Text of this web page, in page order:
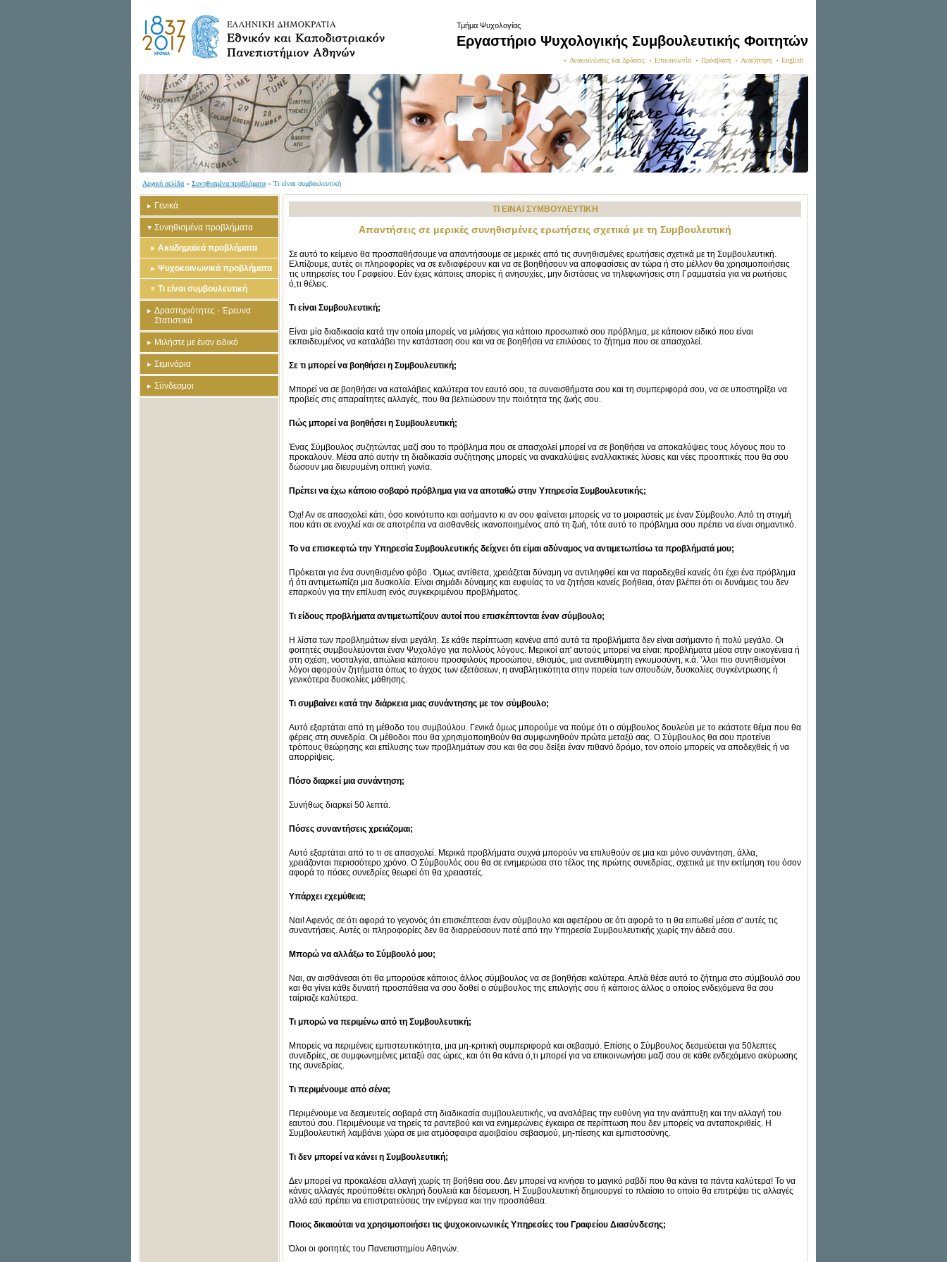
Τμήμα Ψυχολογίας
Εργαστήριο Ψυχολογικής Συμβουλευτικής Φοιτητών
Ανακοινώσεις και Δράσεις Επικοινωνία Πρόσβαση Αναζήτηση English
Αρχική σελίδα » Συνηθισμένα προβλήματα » Τι είναι συμβουλευτική
Γενικά
Συνηθισμένα προβλήματα
Ακαδημαϊκά προβλήματα
Ψυχοκοινωνικά προβλήματα
Τι είναι συμβουλευτική
Δραστηριότητες - Έρευνα
Στατιστικά
Μιλήστε με έναν ειδικό
Σεμινάρια
Σύνδεσμοι
ΤΙ ΕΙΝΑΙ ΣΥΜΒΟΥΛΕΥΤΙΚΗ
Απαντήσεις σε μερικές συνηθισμένες ερωτήσεις σχετικά με τη Συμβουλευτική
Σε αυτό το κείμενο θα προσπαθήσουμε να απαντήσουμε σε μερικές από τις συνηθισμένες ερωτήσεις σχετικά με τη Συμβουλευτική.
Ελπίζουμε, αυτές οι πληροφορίες να σε ενδιαφέρουν και να σε βοηθήσουν να αποφασίσεις αν τώρα ή στο μέλλον θα χρησιμοποιήσεις
τις υπηρεσίες του Γραφείου. Εάν έχεις κάποιες απορίες ή ανησυχίες, μην διστάσεις να τηλεφωνήσεις στη Γραμματεία για να ρωτήσεις
ό,τι θέλεις.
Τι είναι Συμβουλευτική;
Είναι μία διαδικασία κατά την οποία μπορείς να μιλήσεις για κάποιο προσωπικό σου πρόβλημα, με κάποιον ειδικό που είναι
εκπαιδευμένος να καταλάβει την κατάσταση σου και να σε βοηθήσει να επιλύσεις το ζήτημα που σε απασχολεί.
Σε τι μπορεί να βοηθήσει η Συμβουλευτική;
Μπορεί να σε βοηθήσει να καταλάβεις καλύτερα τον εαυτό σου, τα συναισθήματα σου και τη συμπεριφορά σου, να σε υποστηρίξει να
προβείς στις απαραίτητες αλλαγές, που θα βελτιώσουν την ποιότητα της ζωής σου.
Πώς μπορεί να βοηθήσει η Συμβουλευτική;
Ένας Σύμβουλος συζητώντας μαζί σου το πρόβλημα που σε απασχολεί μπορεί να σε βοηθήσει να αποκαλύψεις τους λόγους που το
προκαλούν. Μέσα από αυτήν τη διαδικασία συζήτησης μπορείς να ανακαλύψεις εναλλακτικές λύσεις και νέες προοπτικές που θα σου
δώσουν μια διευρυμένη οπτική γωνία.
Πρέπει να έχω κάποιο σοβαρό πρόβλημα για να αποταθώ στην Υπηρεσία Συμβουλευτικής;
Όχι! Αν σε απασχολεί κάτι, όσο κοινότυπο και ασήμαντο κι αν σου φαίνεται μπορείς να το μοιραστείς με έναν Σύμβουλο. Από τη στιγμή
που κάτι σε ενοχλεί και σε αποτρέπει να αισθανθείς ικανοποιημένος από τη ζωή, τότε αυτό το πρόβλημα σου πρέπει να είναι σημαντικό.
Το να επισκεφτώ την Υπηρεσία Συμβουλευτικής δείχνει ότι είμαι αδύναμος να αντιμετωπίσω τα προβλήματά μου;
Πρόκειται για ένα συνηθισμένο φόβο . Όμως αντίθετα, χρειάζεται δύναμη να αντιληφθεί και να παραδεχθεί κανείς ότι έχει ένα πρόβλημα
ή ότι αντιμετωπίζει μια δυσκολία. Είναι σημάδι δύναμης και ευφυίας το να ζητήσει κανείς βοήθεια, όταν βλέπει ότι οι δυνάμεις του δεν
επαρκούν για την επίλυση ενός συγκεκριμένου προβλήματος.
Τι είδους προβλήματα αντιμετωπίζουν αυτοί που επισκέπτονται έναν σύμβουλο;
Η λίστα των προβλημάτων είναι μεγάλη. Σε κάθε περίπτωση κανένα από αυτά τα προβλήματα δεν είναι ασήμαντο ή πολύ μεγάλο. Οι
φοιτητές συμβουλεύονται έναν Ψυχολόγο για πολλούς λόγους. Μερικοί απ' αυτούς μπορεί να είναι: προβλήματα μέσα στην οικογένεια ή
στη σχέση, νοσταλγία, απώλεια κάποιου προσφιλούς προσώπου, εθισμός, μια ανεπιθύμητη εγκυμοσύνη, κ.ά. ’λλοι πιο συνηθισμένοι
λόγοι αφορούν ζητήματα όπως το άγχος των εξετάσεων, η αναβλητικότητα στην πορεία των σπουδών, δυσκολίες συγκέντρωσης ή
γενικότερα δυσκολίες μάθησης.
Τι συμβαίνει κατά την διάρκεια μιας συνάντησης με τον σύμβουλο;
Αυτό εξαρτάται από τη μέθοδο του συμβούλου. Γενικά όμως μπορούμε να πούμε ότι ο σύμβουλος δουλεύει με το εκάστοτε θέμα που θα
φέρεις στη συνεδρία. Οι μέθοδοι που θα χρησιμοποιηθούν θα συμφωνηθούν πρώτα μεταξύ σας. Ο Σύμβουλος θα σου προτείνει
τρόπους θεώρησης και επίλυσης των προβλημάτων σου και θα σου δείξει έναν πιθανό δρόμο, τον οποίο μπορείς να αποδεχθείς ή να
απορρίψεις.
Πόσο διαρκεί μια συνάντηση;
Συνήθως διαρκεί 50 λεπτά.
Πόσες συναντήσεις χρειάζομαι;
Αυτό εξαρτάται από το τι σε απασχολεί. Μερικά προβλήματα συχνά μπορούν να επιλυθούν σε μια και μόνο συνάντηση, άλλα,
χρειάζονται περισσότερο χρόνο. Ο Σύμβουλός σου θα σε ενημερώσει στο τέλος της πρώτης συνεδρίας, σχετικά με την εκτίμηση του όσον
αφορά το πόσες συνεδρίες θεωρεί ότι θα χρειαστείς.
Υπάρχει εχεμύθεια;
Ναι! Αφενός σε ότι αφορά το γεγονός ότι επισκέπτεσαι έναν σύμβουλο και αφετέρου σε ότι αφορά το τι θα ειπωθεί μέσα σ' αυτές τις
συναντήσεις. Αυτές οι πληροφορίες δεν θα διαρρεύσουν ποτέ από την Υπηρεσία Συμβουλευτικής χωρίς την άδειά σου.
Μπορώ να αλλάξω το Σύμβουλό μου;
Ναι, αν αισθάνεσαι ότι θα μπορούσε κάποιος άλλος σύμβουλος να σε βοηθήσει καλύτερα. Απλά θέσε αυτό το ζήτημα στο σύμβουλό σου
και θα γίνει κάθε δυνατή προσπάθεια να σου δοθεί ο σύμβουλος της επιλογής σου ή κάποιος άλλος ο οποίος ενδεχόμενα θα σου
ταίριαζε καλύτερα.
Τι μπορώ να περιμένω από τη Συμβουλευτική;
Μπορείς να περιμένεις εμπιστευτικότητα, μια μη-κριτική συμπεριφορά και σεβασμό. Επίσης ο Σύμβουλος δεσμεύεται για 50λεπτες
συνεδρίες, σε συμφωνημένες μεταξύ σας ώρες, και ότι θα κάνει ό,τι μπορεί για να επικοινωνήσει μαζί σου σε κάθε ενδεχόμενο ακύρωσης
της συνεδρίας.
Τι περιμένουμε από σένα;
Περιμένουμε να δεσμευτείς σοβαρά στη διαδικασία συμβουλευτικής, να αναλάβεις την ευθύνη για την ανάπτυξη και την αλλαγή του
εαυτού σου. Περιμένουμε να τηρείς τα ραντεβού και να ενημερώνεις έγκαιρα σε περίπτωση που δεν μπορείς να ανταποκριθείς. Η
Συμβουλευτική λαμβάνει χώρα σε μια ατμόσφαιρα αμοιβαίου σεβασμού, μη-πίεσης και εμπιστοσύνης.
Τι δεν μπορεί να κάνει η Συμβουλευτική;
Δεν μπορεί να προκαλέσει αλλαγή χωρίς τη βοήθεια σου. Δεν μπορεί να κινήσει το μαγικό ραβδί που θα κάνει τα πάντα καλύτερα! Το να
κάνεις αλλαγές προϋποθέτει σκληρή δουλειά και δέσμευση. Η Συμβουλευτική δημιουργεί το πλαίσιο το οποίο θα επιτρέψει τις αλλαγές
αλλά εσύ πρέπει να επιστρατεύσεις την ενέργεια και την προσπάθεια.
Ποιος δικαιούται να χρησιμοποιήσει τις ψυχοκοινωνικές Υπηρεσίες του Γραφείου Διασύνδεσης;
Όλοι οι φοιτητές του Πανεπιστημίου Αθηνών.